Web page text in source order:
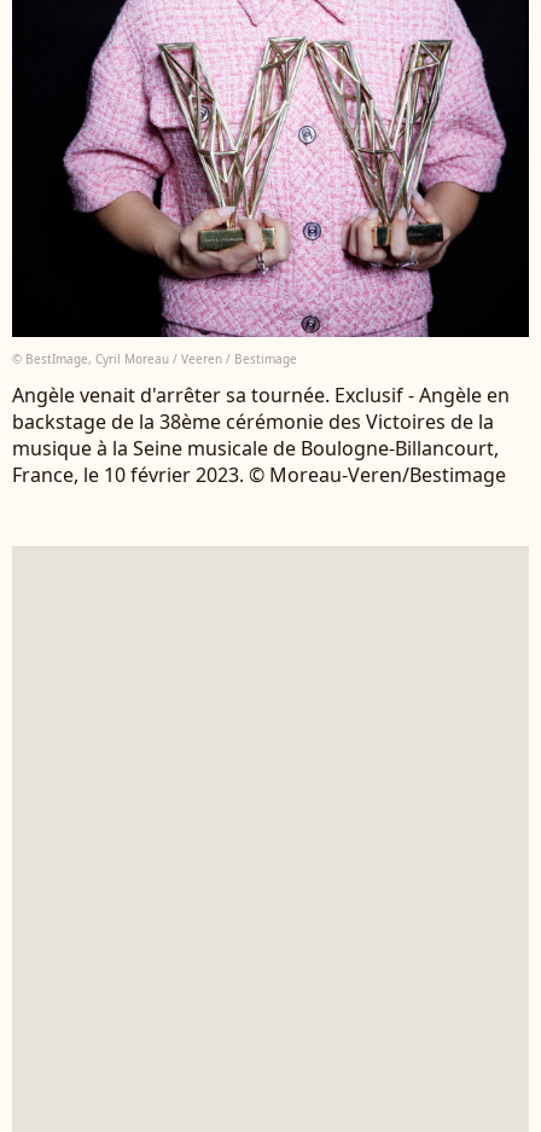
© BestImage, Cyril Moreau / Veeren / Bestimage
Angèle venait d'arrêter sa tournée. Exclusif - Angèle en
backstage de la 38ème cérémonie des Victoires de la
musique à la Seine musicale de Boulogne-Billancourt,
France, le 10 février 2023. © Moreau-Veren/Bestimage